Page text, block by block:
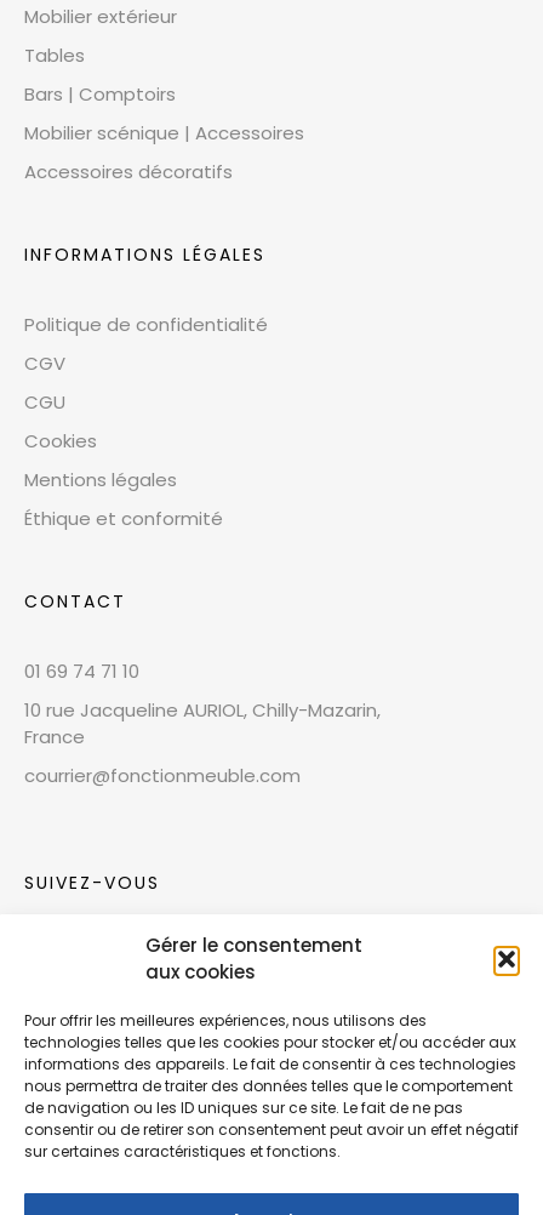
Gérer le consentement
aux cookies
Pour offrir les meilleures expériences, nous utilisons des
technologies telles que les cookies pour stocker et/ou accéder aux
informations des appareils. Le fait de consentir à ces technologies
nous permettra de traiter des données telles que le comportement
de navigation ou les ID uniques sur ce site. Le fait de ne pas
consentir ou de retirer son consentement peut avoir un effet négatif
sur certaines caractéristiques et fonctions.
Mobilier extérieur
Tables
Bars | Comptoirs
Mobilier scénique | Accessoires
Accessoires décoratifs
INFORMATIONS LÉGALES
Politique de confidentialité
CGV
CGU
Cookies
Mentions légales
Éthique et conformité
CONTACT
01 69 74 71 10
10 rue Jacqueline AURIOL, Chilly-Mazarin,
France
courrier@fonctionmeuble.com
SUIVEZ-VOUS
Rejoignez notre communauté sur les réseaux
Nouvelles collections, vie de l’équipe ou
inspirations : soyez informés de nos dernières
actualités.